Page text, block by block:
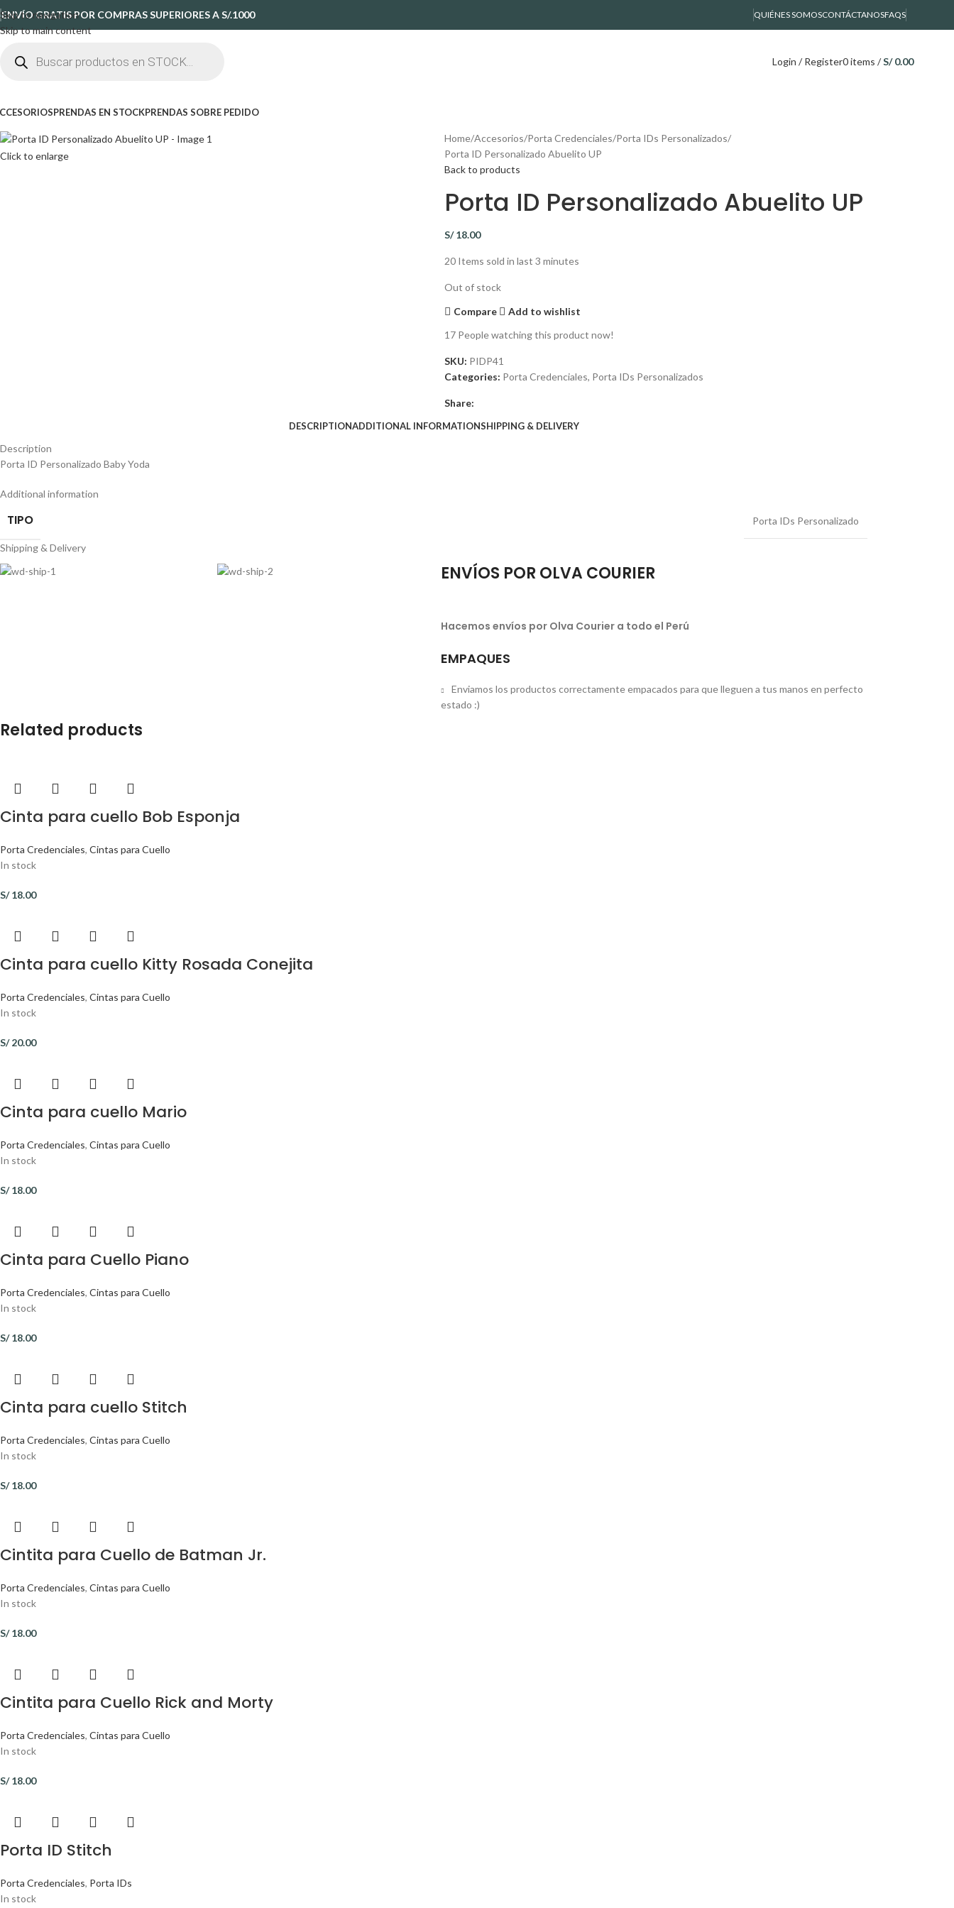
Skip to navigation
Skip to main content
ENVÍO GRATIS POR COMPRAS SUPERIORES A S/.1000 QUIÉNES SOMOSCONTÁCTANOSFAQS
Login / Register0items /S/0.00
PRENDAS EN STOCKPRENDAS SOBRE PEDIDO
Click to enlarge
Home Accesorios Porta Credenciales Porta IDs Personalizados
Porta ID Personalizado Abuelito UP
Back to products
Porta ID Personalizado Abuelito UP
S/18.00
20 Items sold in last 3 minutes
Out of stock
Compare
Add to wishlist
17 People watching this product now!
SKU: PIDP41
Categories: Porta Credenciales, Porta IDs Personalizados
Share:
DESCRIPTIONADDITIONAL INFORMATIONSHIPPING & DELIVERY
Description
Porta ID Personalizado Baby Yoda
Additional information
TIPO Porta IDs Personalizado
Shipping & Delivery
ENVÍOS POR OLVA COURIER
Hacemos envíos por Olva Courier a todo el Perú
EMPAQUES
Enviamos los productos correctamente empacados para que lleguen a tus manos en perfecto
estado :)
Related products
Cinta para cuello Bob Esponja
Porta Credenciales, Cintas para Cuello
In stock
S/18.00
Cinta para cuello Kitty Rosada Conejita
Porta Credenciales, Cintas para Cuello
In stock
S/20.00
Cinta para cuello Mario
Porta Credenciales, Cintas para Cuello
In stock
S/18.00
Cinta para Cuello Piano
Porta Credenciales, Cintas para Cuello
In stock
S/18.00
Cinta para cuello Stitch
Porta Credenciales, Cintas para Cuello
In stock
S/18.00
Cintita para Cuello de Batman Jr.
Porta Credenciales, Cintas para Cuello
In stock
S/18.00
Cintita para Cuello Rick and Morty
Porta Credenciales, Cintas para Cuello
In stock
S/18.00
Porta ID Stitch
Porta Credenciales, Porta IDs
In stock